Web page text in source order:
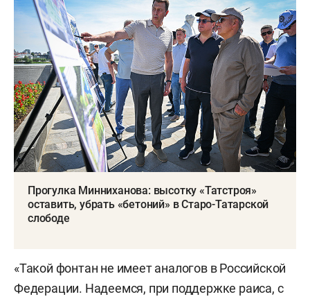
Прогулка Минниханова: высотку «Татстроя»
оставить, убрать «бетоний» в Старо-Татарской
слободе
«Такой фонтан не имеет аналогов в Российской
Федерации. Надеемся, при поддержке раиса, с